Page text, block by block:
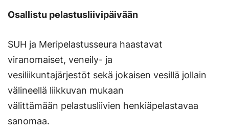
välilehteen.)
Osallistu pelastusliivipäivään
SUH ja Meripelastusseura haastavat
viranomaiset, veneily- ja
vesiliikuntajärjestöt sekä jokaisen vesillä jollain
välineellä liikkuvan mukaan
välittämään pelastusliivien henkiäpelastavaa
sanomaa.